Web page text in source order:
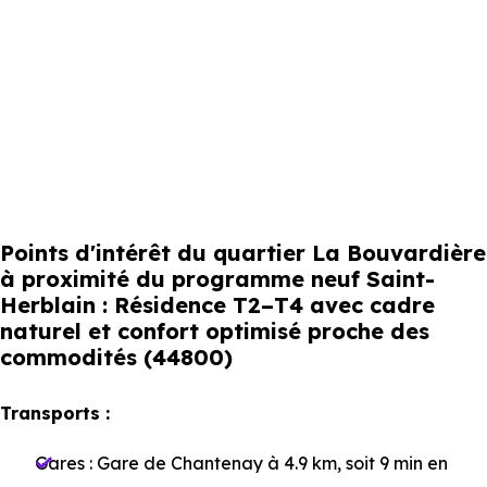
Points d'intérêt du quartier La Bouvardière
à proximité du programme neuf Saint-
Herblain : Résidence T2–T4 avec cadre
naturel et confort optimisé proche des
commodités (44800)
Transports :
Gares : Gare de Chantenay à 4.9 km, soit 9 min en